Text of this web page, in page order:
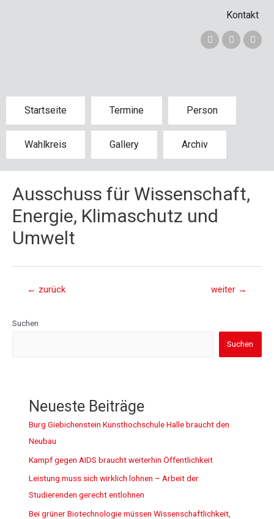
Kontakt
Startseite Termine Person
Wahlkreis Gallery Archiv
Ausschuss für Wissenschaft,
Energie, Klimaschutz und
Umwelt
← zurück weiter →
Suchen
Suchen
Neueste Beiträge
Burg Giebichenstein Kunsthochschule Halle braucht den
Neubau
Kampf gegen AIDS braucht weiterhin Öffentlichkeit
Leistung muss sich wirklich lohnen – Arbeit der
Studierenden gerecht entlohnen
Bei grüner Biotechnologie müssen Wissenschaftlichkeit,